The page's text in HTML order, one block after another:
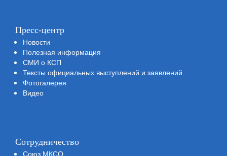
Пресс-центр
Новости
Полезная информация
СМИ о КСП
Тексты официальных выступлений и заявлений
Фотогалерея
Видео
Сотрудничество
Союз МКСО